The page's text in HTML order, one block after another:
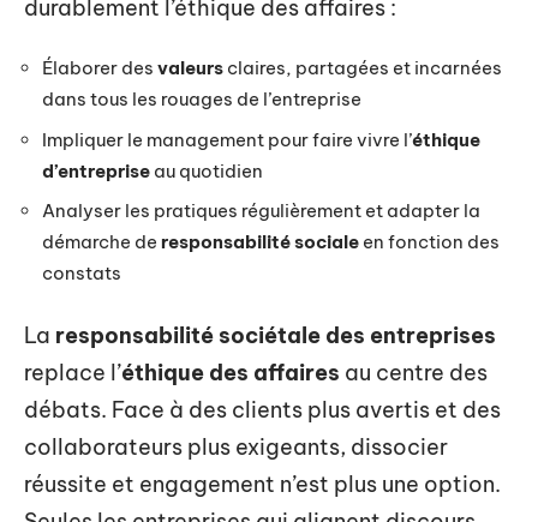
durablement l’éthique des affaires :
Élaborer des valeurs claires, partagées et incarnées
dans tous les rouages de l’entreprise
Impliquer le management pour faire vivre l’éthique
d’entreprise au quotidien
Analyser les pratiques régulièrement et adapter la
démarche de responsabilité sociale en fonction des
constats
La responsabilité sociétale des entreprises
replace l’éthique des affaires au centre des
débats. Face à des clients plus avertis et des
collaborateurs plus exigeants, dissocier
réussite et engagement n’est plus une option.